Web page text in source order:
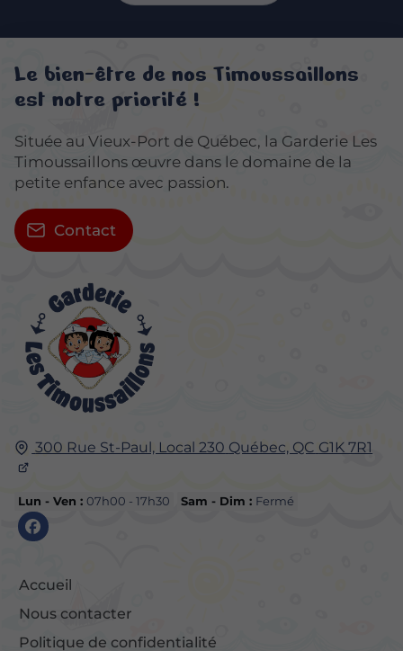
Pouponnière ou garde à domicile :
quel est le meilleur choix ? Québec
Quels sont les avantages d'une
pouponnière bilingue ? Québec
300 Rue St-Paul, Local 230 Québec, QC G1K 7R1
Lun - Ven :07h00 - 17h30 Sam - Dim : Fermé
Accueil
Nous contacter
Politique de confidentialité
Le bien-être de nos Timoussaillons
est notre priorité !
Située au Vieux-Port de Québec, la Garderie Les
Timoussaillons œuvre dans le domaine de la
petite enfance avec passion.
Contact